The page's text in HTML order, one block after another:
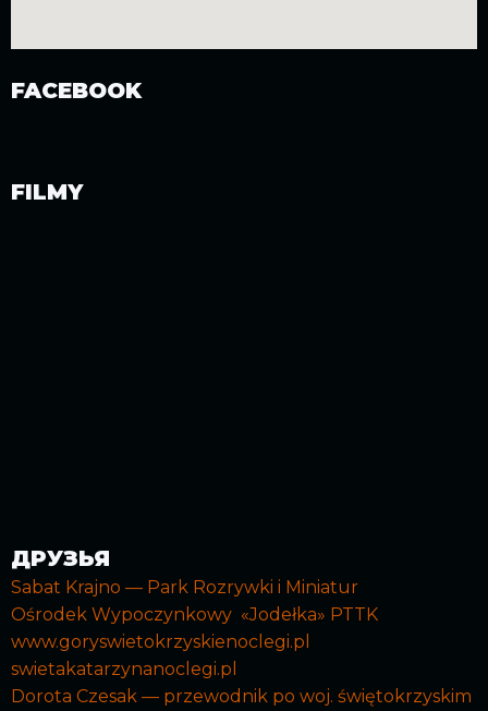
FACEBOOK
FILMY
ДРУЗЬЯ
Sabat Krajno — Park Rozrywki i Miniatur
Ośrodek Wypoczynkowy «Jodełka» PTTK
www.goryswietokrzyskienoclegi.pl
swietakatarzynanoclegi.pl
Dorota Czesak — przewodnik po woj. świętokrzyskim